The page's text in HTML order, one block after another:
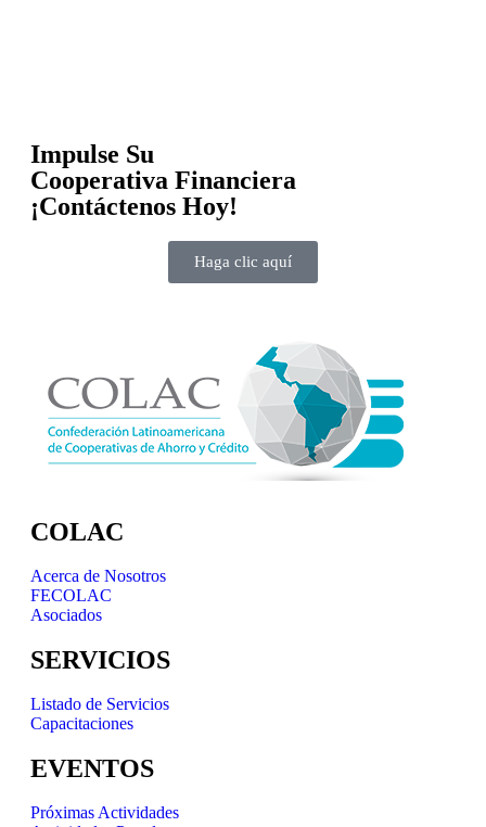
Impulse Su
Cooperativa Financiera
¡Contáctenos Hoy!
Haga clic aquí
COLAC
Acerca de Nosotros
FECOLAC
Asociados
SERVICIOS
Listado de Servicios
Capacitaciones
EVENTOS
Próximas Actividades